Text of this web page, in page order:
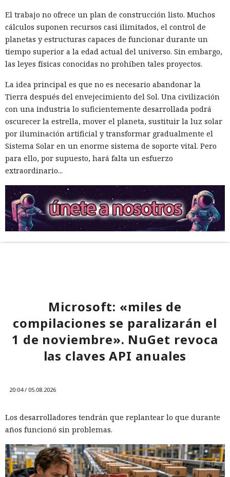
El trabajo no ofrece un plan de construcción listo. Muchos
cálculos suponen recursos casi ilimitados, el control de
planetas y estructuras capaces de funcionar durante un
tiempo superior a la edad actual del universo. Sin embargo,
las leyes físicas conocidas no prohíben tales proyectos.
La idea principal es que no es necesario abandonar la
Tierra después del envejecimiento del Sol. Una civilización
con una industria lo suficientemente desarrollada podrá
oscurecer la estrella, mover el planeta, sustituir la luz solar
por iluminación artificial y transformar gradualmente el
Sistema Solar en un enorme sistema de soporte vital. Pero
para ello, por supuesto, hará falta un esfuerzo
extraordinario...
Microsoft: «miles de
compilaciones se paralizarán el
1 de noviembre». NuGet revoca
las claves API anuales
20:04 / 05.08.2026
Los desarrolladores tendrán que replantear lo que durante
años funcionó sin problemas.